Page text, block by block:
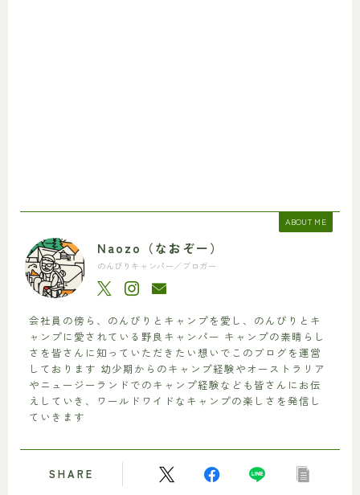
ABOUT ME
Naozo（なおぞー）
のんびりキャンパー／ブロガー
会社員の傍ら、のんびりとキャンプを愛し、のんびりとキ
ャンプに愛されている野良キャンパー キャンプの素晴らし
さを皆さんに知っていただきたい想いでこのブログを運営
しております 幼少期からのキャンプ経験やオーストラリア
やニュージーランドでのキャンプ経験なども皆さんにお伝
えしていき、ワールドワイドなキャンプの楽しさを発信し
ていきます
SHARE